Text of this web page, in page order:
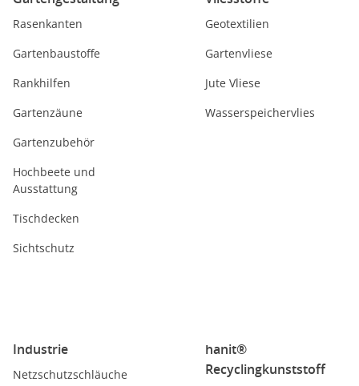
Rasenkanten
Gartenbaustoffe
Rankhilfen
Gartenzäune
Gartenzubehör
Hochbeete und
Ausstattung
Tischdecken
Sichtschutz
Geotextilien
Gartenvliese
Jute Vliese
Wasserspeichervlies
Industrie
Netzschutzschläuche
hanit®
Recyclingkunststoff